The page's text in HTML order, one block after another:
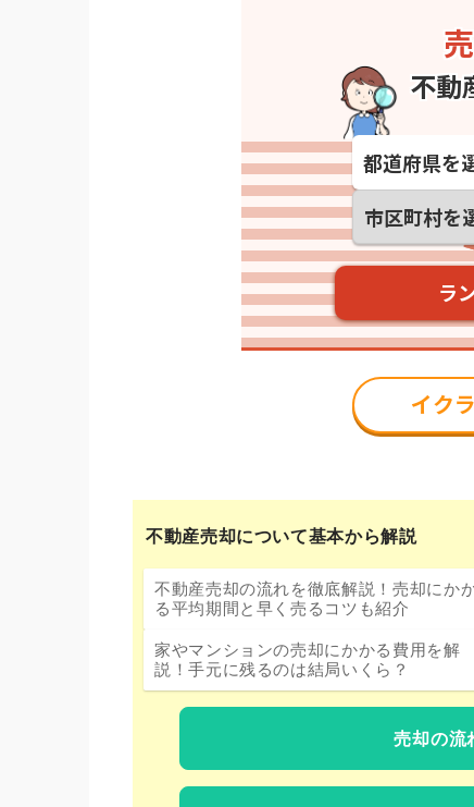
不動産売却について基本から解説
不動産売却の流れを徹底解説！売却にか
る平均期間と早く売るコツも紹介
家やマンションの売却にかかる費用を解
説！手元に残るのは結局いくら？
売却の流